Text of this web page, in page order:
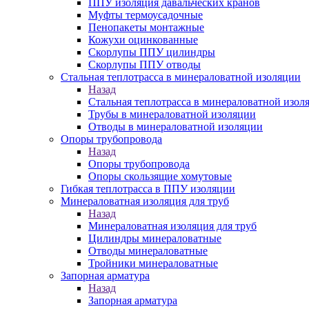
ППУ изоляция давальческих кранов
Муфты термоусадочные
Пенопакеты монтажные
Кожухи оцинкованные
Скорлупы ППУ цилиндры
Скорлупы ППУ отводы
Стальная теплотрасса в минераловатной изоляции
Назад
Стальная теплотрасса в минераловатной
Трубы в минераловатной изоляции
Отводы в минераловатной изоляции
Опоры трубопровода
Назад
Опоры трубопровода
Опоры скользящие хомутовые
Гибкая теплотрасса в ППУ изоляции
Минераловатная изоляция для труб
Назад
Минераловатная изоляция для труб
Цилиндры минераловатные
Отводы минераловатные
Тройники минераловатные
Запорная арматура
Назад
Запорная арматура